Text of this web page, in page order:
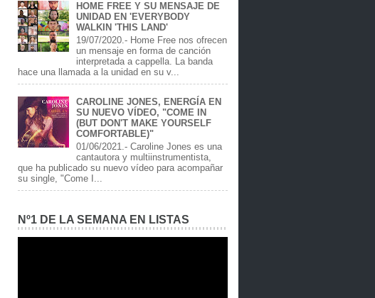
HOME FREE Y SU MENSAJE DE
UNIDAD EN 'EVERYBODY
WALKIN 'THIS LAND'
19/07/2020.- Home Free nos ofrecen
un mensaje en forma de canción
interpretada a cappella. La banda
hace una llamada a la unidad en su v...
CAROLINE JONES, ENERGÍA EN
SU NUEVO VÍDEO, "COME IN
(BUT DON'T MAKE YOURSELF
COMFORTABLE)"
01/06/2021.- Caroline Jones es una
cantautora y multiinstrumentista,
que ha publicado su nuevo vídeo para acompañar
su single, "Come I...
Nº1 DE LA SEMANA EN LISTAS